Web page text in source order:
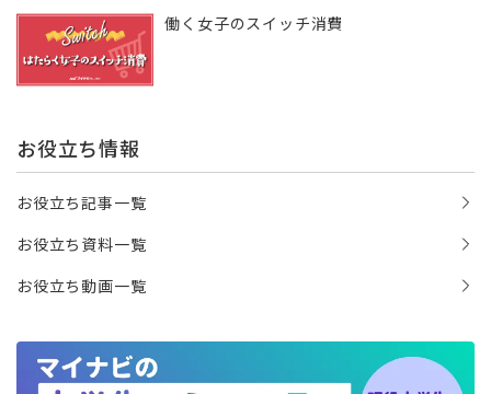
働く女子のスイッチ消費
お役立ち情報
お役立ち記事一覧
お役立ち資料一覧
お役立ち動画一覧